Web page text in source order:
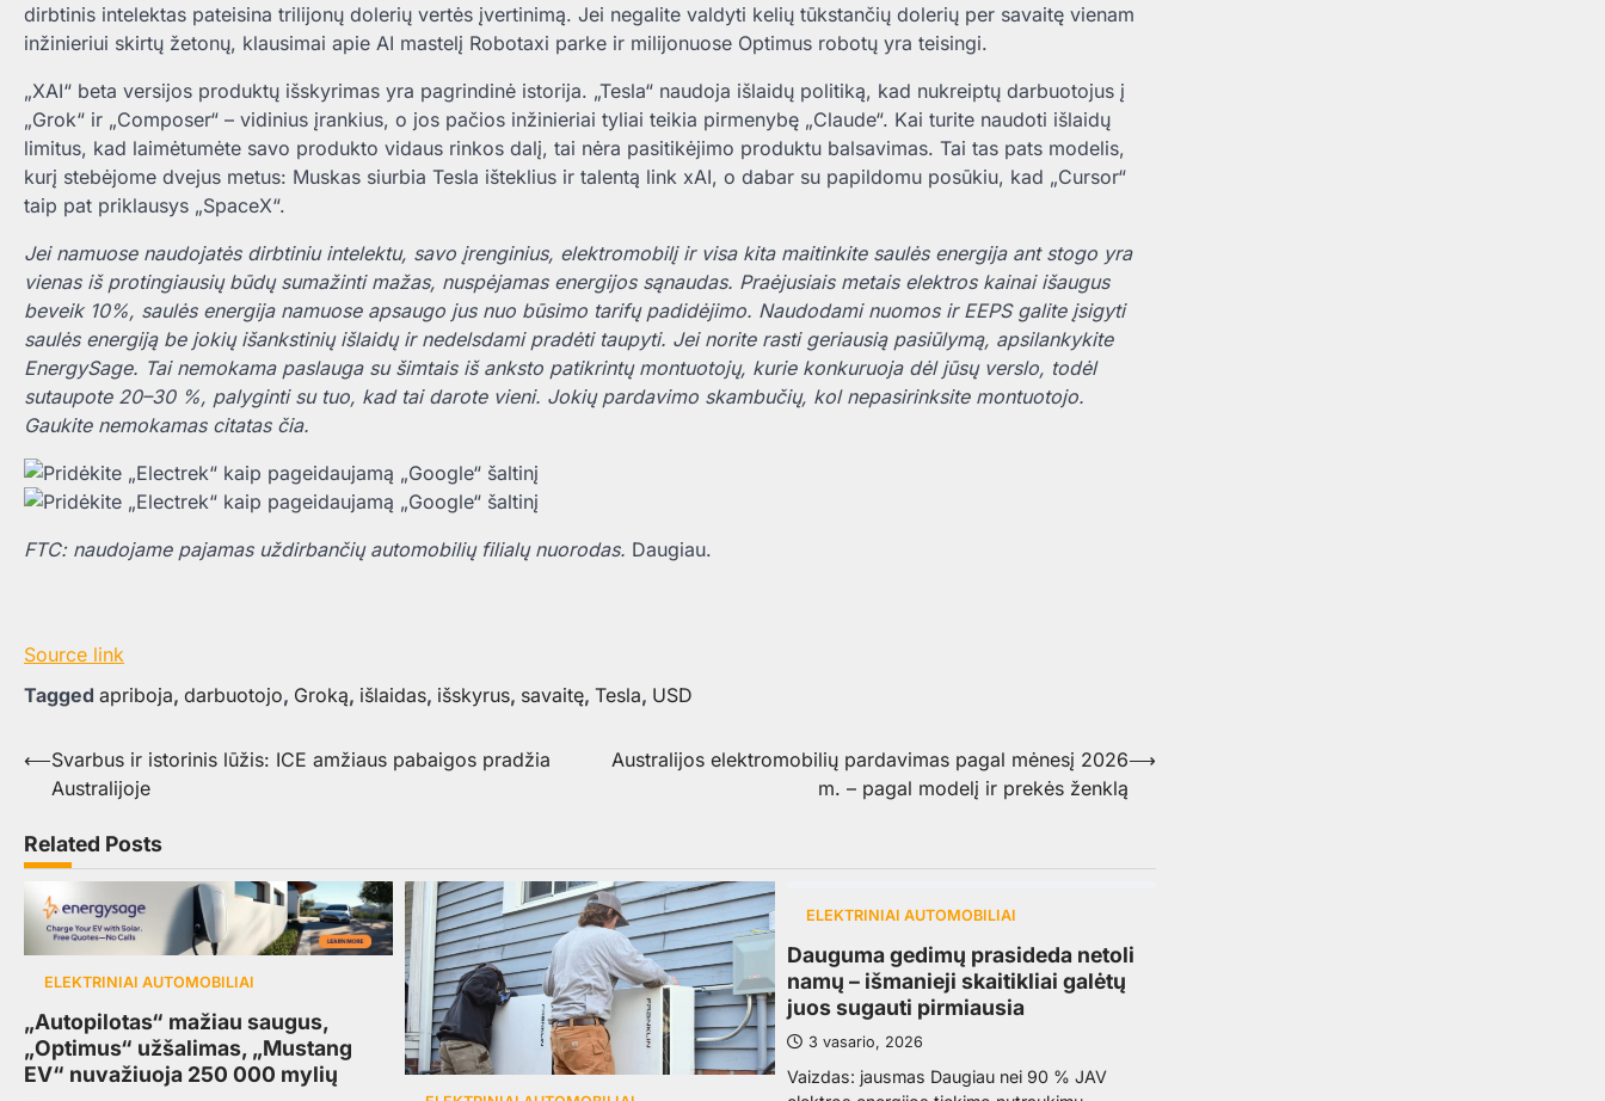
dirbtinis intelektas pateisina trilijonų dolerių vertės įvertinimą. Jei negalite valdyti kelių tūkstančių dolerių per savaitę vienam
inžinieriui skirtų žetonų, klausimai apie AI mastelį Robotaxi parke ir milijonuose Optimus robotų yra teisingi.
„XAI“ beta versijos produktų išskyrimas yra pagrindinė istorija. „Tesla“ naudoja išlaidų politiką, kad nukreiptų darbuotojus į
„Grok“ ir „Composer“ – vidinius įrankius, o jos pačios inžinieriai tyliai teikia pirmenybę „Claude“. Kai turite naudoti išlaidų
limitus, kad laimėtumėte savo produkto vidaus rinkos dalį, tai nėra pasitikėjimo produktu balsavimas. Tai tas pats modelis,
kurį stebėjome dvejus metus: Muskas siurbia Tesla išteklius ir talentą link xAI, o dabar su papildomu posūkiu, kad „Cursor“
taip pat priklausys „SpaceX“.
Jei namuose naudojatės dirbtiniu intelektu, savo įrenginius, elektromobilį ir visa kita maitinkite saulės energija ant stogo yra
vienas iš protingiausių būdų sumažinti mažas, nuspėjamas energijos sąnaudas. Praėjusiais metais elektros kainai išaugus
beveik 10%, saulės energija namuose apsaugo jus nuo būsimo tarifų padidėjimo. Naudodami nuomos ir EEPS galite įsigyti
saulės energiją be jokių išankstinių išlaidų ir nedelsdami pradėti taupyti. Jei norite rasti geriausią pasiūlymą, apsilankykite
EnergySage. Tai nemokama paslauga su šimtais iš anksto patikrintų montuotojų, kurie konkuruoja dėl jūsų verslo, todėl
sutaupote 20–30 %, palyginti su tuo, kad tai darote vieni. Jokių pardavimo skambučių, kol nepasirinksite montuotojo.
Gaukite nemokamas citatas čia.
FTC: naudojame pajamas uždirbančių automobilių filialų nuorodas. Daugiau.
Source link
Tagged apriboja, darbuotojo, Groką, išlaidas, išskyrus, savaitę, Tesla, USD
Navigacija
tarp
įrašų
⟵Svarbus ir istorinis lūžis: ICE amžiaus pabaigos pradžia
Australijoje
Australijos elektromobilių pardavimas pagal mėnesį 2026
m. – pagal modelį ir prekės ženklą
⟶
Related Posts
ELEKTRINIAI AUTOMOBILIAI
„Autopilotas“ mažiau saugus,
„Optimus“ užšalimas, „Mustang
EV“ nuvažiuoja 250 000 mylių
ELEKTRINIAI AUTOMOBILIAI
Dauguma gedimų prasideda netoli
namų – išmanieji skaitikliai galėtų
juos sugauti pirmiausia
3 vasario, 2026
Vaizdas: jausmas Daugiau nei 90 % JAV